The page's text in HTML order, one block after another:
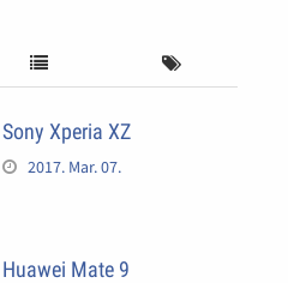
Sony Xperia XZ
2017. Mar. 07.
Huawei Mate 9